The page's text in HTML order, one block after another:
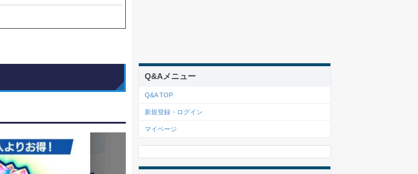
Q&Aメニュー
Q&A TOP
新規登録・ログイン
マイページ